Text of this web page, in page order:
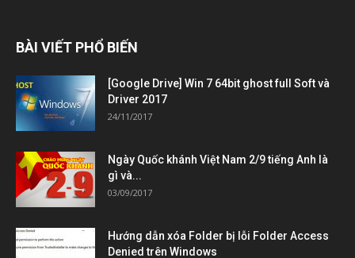
BÀI VIẾT PHỔ BIẾN
[Google Drive] Win 7 64bit ghost full Soft và
Driver 2017
24/11/2017
Ngày Quốc khánh Việt Nam 2/9 tiếng Anh là
gì và...
03/09/2017
Hướng dẫn xóa Folder bị lỗi Folder Access
Denied trên Windows